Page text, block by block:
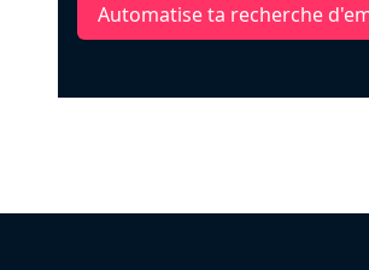
Automatise ta recherche